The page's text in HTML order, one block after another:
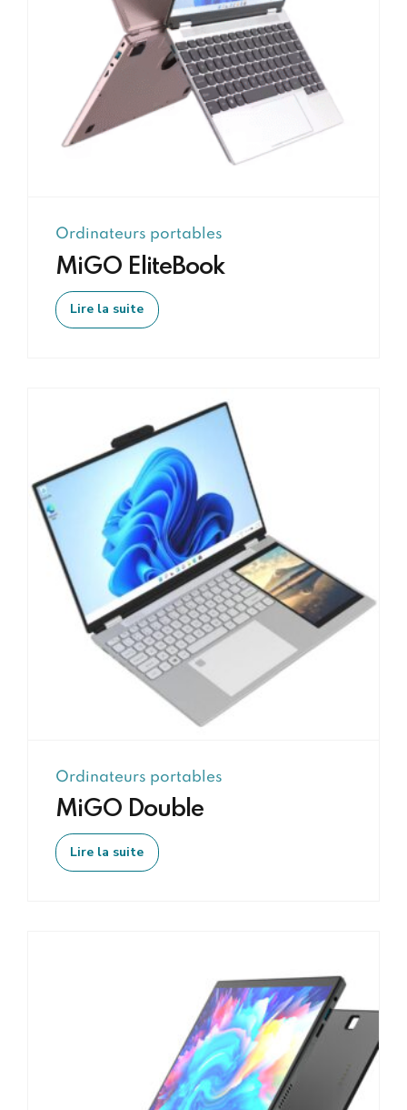
Ordinateurs portables
MiGO EliteBook
Lire la suite
Ordinateurs portables
MiGO Double
Lire la suite